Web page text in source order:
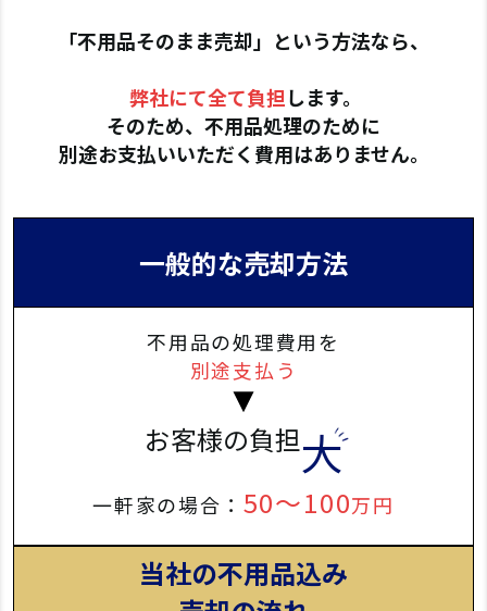
「不用品そのまま売却」という方法なら、
弊社にて全て負担します。
そのため、不用品処理のために
別途お支払いいただく費用はありません。
一般的な売却方法
不用品の処理費用を
別途支払う
お客様の負担大
一軒家の場合： 50〜100万円
当社の不用品込み